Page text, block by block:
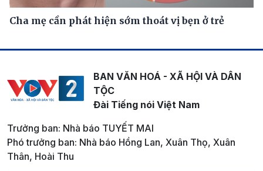
Cha mẹ cần phát hiện sớm thoát vị bẹn ở trẻ
BAN VĂN HOÁ - XÃ HỘI VÀ DÂN
TỘC
Đài Tiếng nói Việt Nam
Trưởng ban: Nhà báo TUYẾT MAI
Phó trưởng ban: Nhà báo Hồng Lan, Xuân Thọ, Xuân
Thân, Hoài Thu